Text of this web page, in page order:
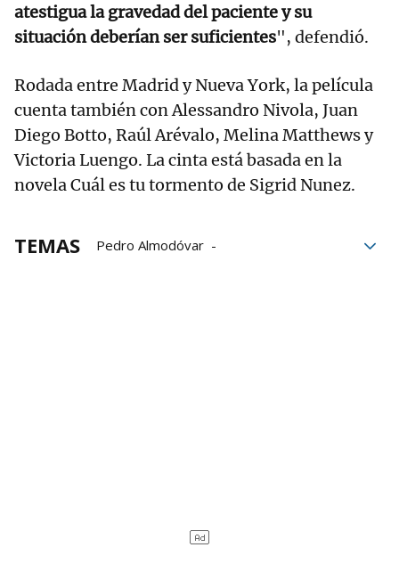
atestigua la gravedad del paciente y su
situación deberían ser suficientes", defendió.
Rodada entre Madrid y Nueva York, la película
cuenta también con Alessandro Nivola, Juan
Diego Botto, Raúl Arévalo, Melina Matthews y
Victoria Luengo. La cinta está basada en la
novela Cuál es tu tormento de Sigrid Nunez.
TEMAS
Pedro Almodóvar